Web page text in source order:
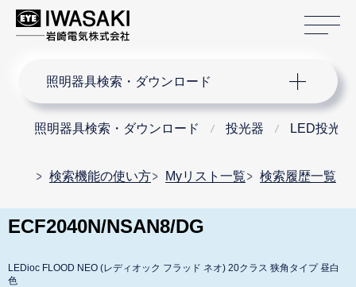
照明器具検索・ダウンロード
照明器具検索・ダウンロード 投光器 LED投光器
検索機能の使い方 Myリスト一覧 検索履歴一覧
ECF2040N/NSAN8/DG
LEDioc FLOOD NEO (レディオック フラッド ネオ) 20クラス 狭角タイプ 昼白
色